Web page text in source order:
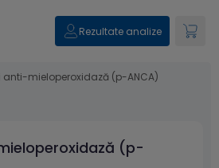
Rezultate analize
anti-mieloperoxidază (p-ANCA)
(p-